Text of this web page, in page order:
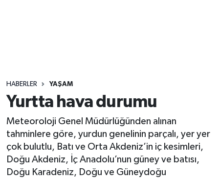
HABERLER YAŞAM
Yurtta hava durumu
Meteoroloji Genel Müdürlüğünden alınan
tahminlere göre, yurdun genelinin parçalı, yer yer
çok bulutlu, Batı ve Orta Akdeniz’in iç kesimleri,
Doğu Akdeniz, İç Anadolu’nun güney ve batısı,
Doğu Karadeniz, Doğu ve Güneydoğu
Yaşam